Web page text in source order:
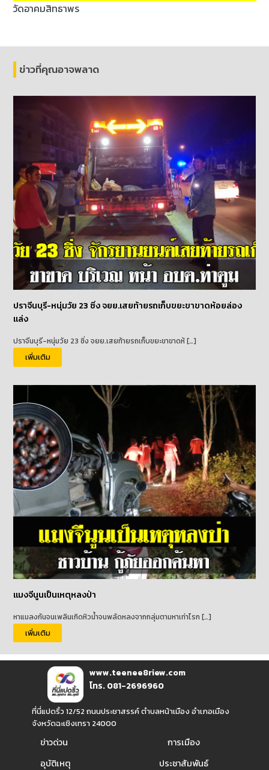
วัดอาคมสิทธาพร
ข่าวที่คุณอาจพลาด
ปราจีนบุรี-หนุ่มวัย 23 ซิ่ง จยย.เสยท้ายรถเก็บขยะขาขาดห้อยล่อง
แล่ง
ปราจีนบุรี-หนุ่มวัย 23 ซิ่ง จยย.เสยท้ายรถเก็บขยะขาขาดห้ […]
เพิ่มเติม
แมงจีนูนเป็นเหตุหลงป่า
หาแมลงกันจนเพลินเกิดหิวน้ำจนพลัดหลงจากกลุ่มตามหาเท่าไรก […]
เพิ่มเติม
www.teenee8riew.com
โทร. 081-2696960
ที่นี่แปดริ้ว 12/52 ถนนประชาสรรค์ ตำบลหน้าเมือง อำเภอเมือง
จังหวัดฉะเชิงเทรา 24000
ข่าวด่วน
อุบัติเหตุ
การเมือง
ประชาสัมพันธ์